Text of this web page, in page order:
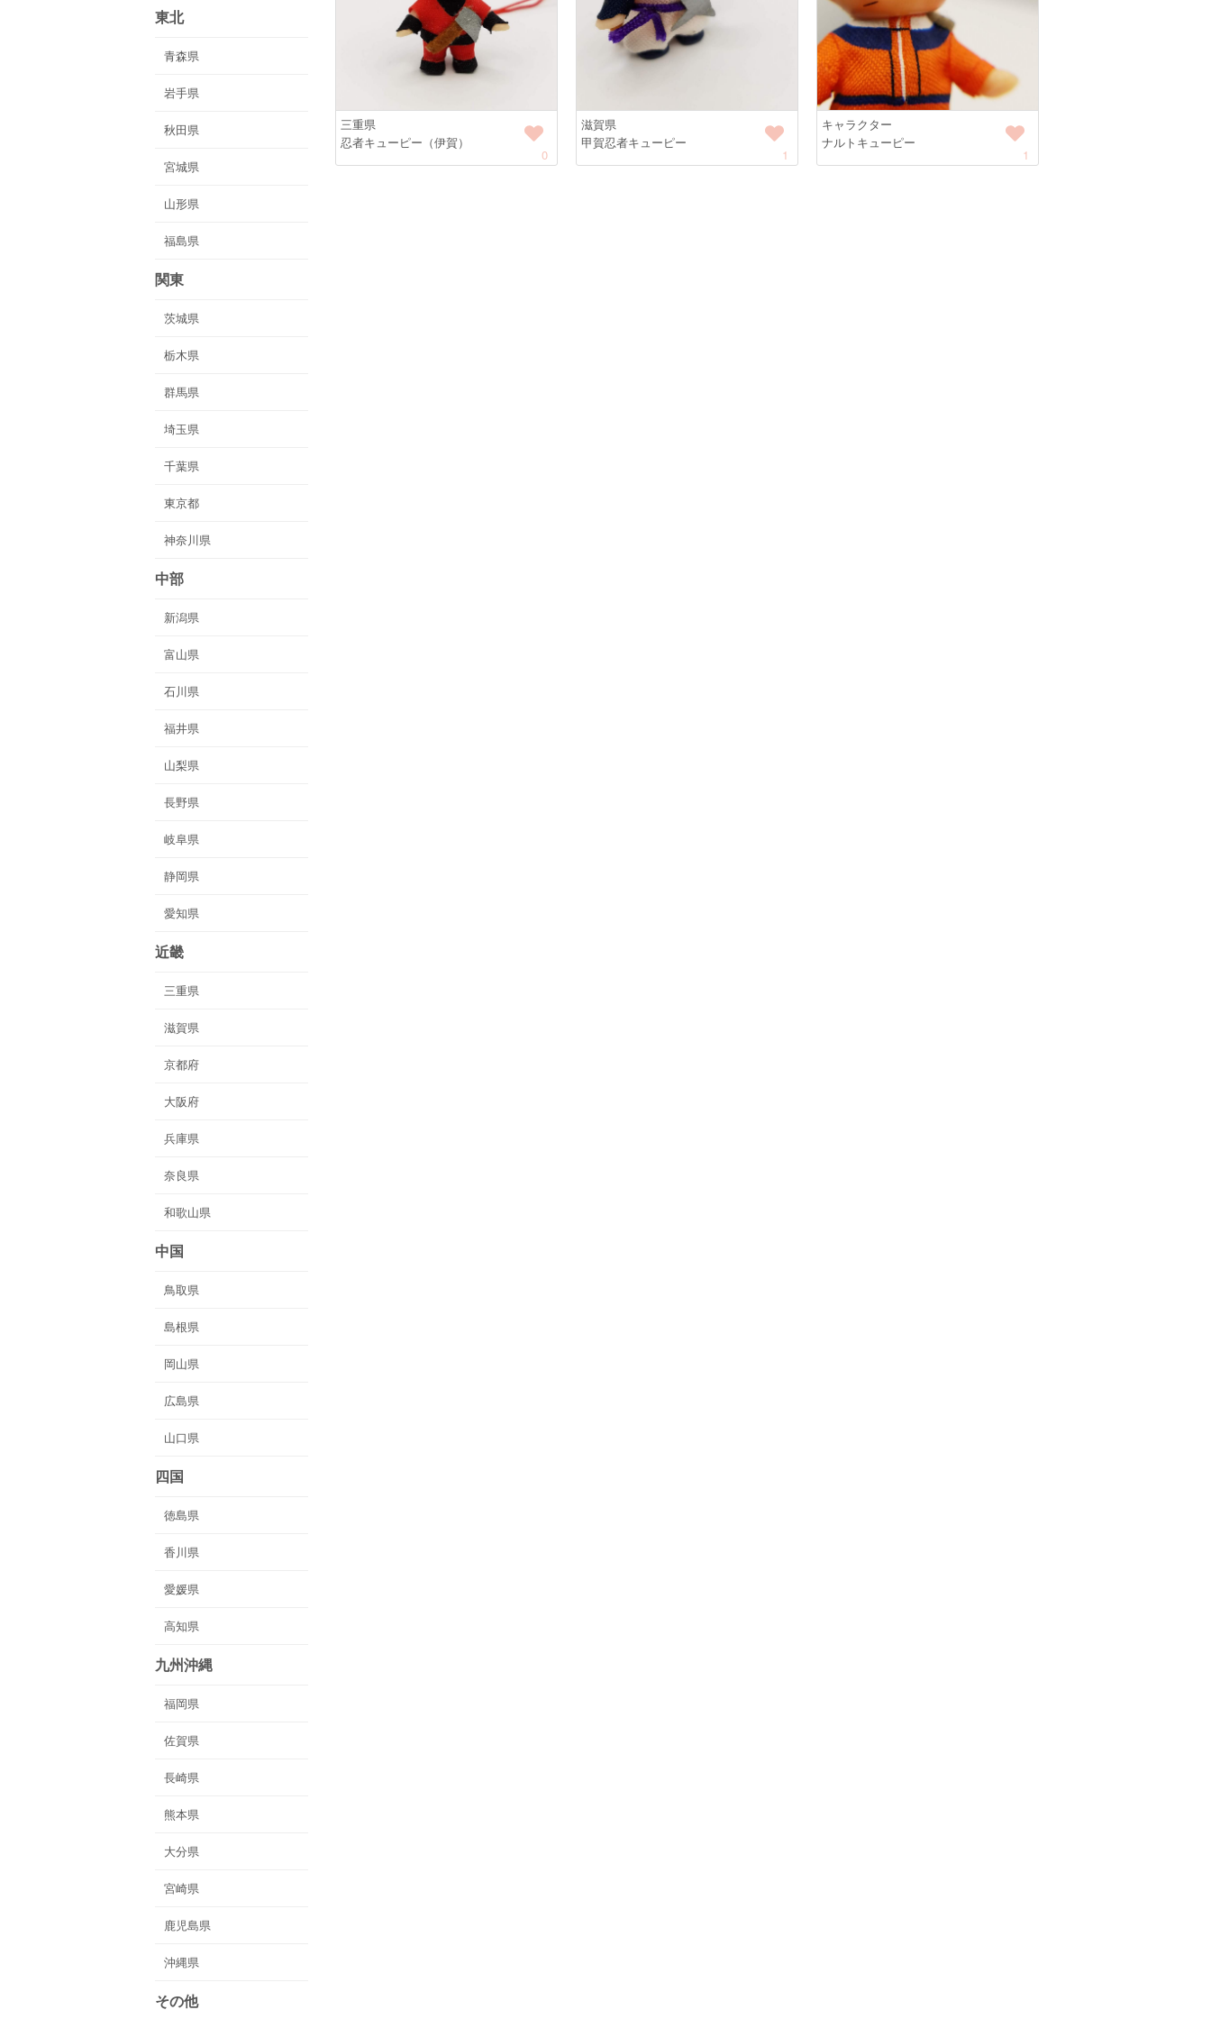
東北
青森県
岩手県
秋田県
宮城県
山形県
福島県
関東
茨城県
栃木県
群馬県
埼玉県
千葉県
東京都
神奈川県
中部
新潟県
富山県
石川県
福井県
山梨県
長野県
岐阜県
静岡県
愛知県
近畿
三重県
滋賀県
京都府
大阪府
兵庫県
奈良県
和歌山県
中国
鳥取県
島根県
岡山県
広島県
山口県
四国
徳島県
香川県
愛媛県
高知県
九州沖縄
福岡県
佐賀県
長崎県
熊本県
大分県
宮崎県
鹿児島県
沖縄県
その他
三重県
忍者キューピー（伊賀）
0
滋賀県
甲賀忍者キューピー
1
キャラクター
ナルトキューピー
1